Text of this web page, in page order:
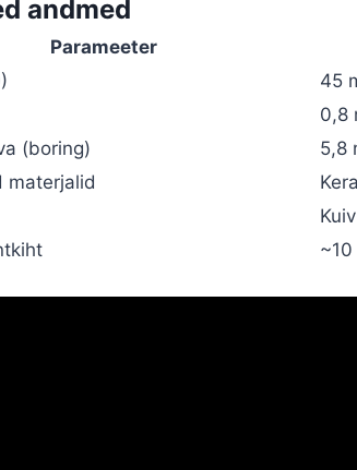
andmed
Parameeter
45
0,8
(boring)
5,8
materjalid